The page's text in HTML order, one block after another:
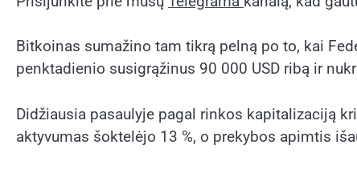
Bitkoinas sumažino tam tikrą pelną po to, kai
penktadienio susigrąžinus 90 000 USD ribą ir
Didžiausia pasaulyje pagal rinkos kapitalizaciją
aktyvumas šoktelėjo 13 %, o prekybos apimtis